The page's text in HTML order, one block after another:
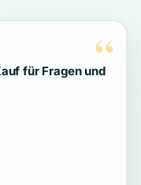
“
für Fragen und